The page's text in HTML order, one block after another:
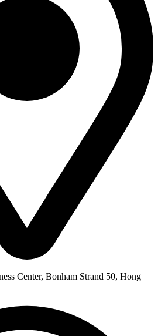
Center, Bonham Strand 50, Hong